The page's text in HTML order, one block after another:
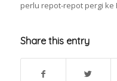
perlu repot-repot pergi ke
Share this entry